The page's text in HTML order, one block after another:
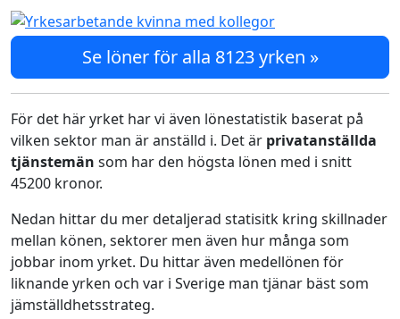
Se löner för alla 8123 yrken »
För det här yrket har vi även lönestatistik baserat på
vilken sektor man är anställd i. Det är privatanställda
tjänstemän som har den högsta lönen med i snitt
45200 kronor.
Nedan hittar du mer detaljerad statisitk kring skillnader
mellan könen, sektorer men även hur många som
jobbar inom yrket. Du hittar även medellönen för
liknande yrken och var i Sverige man tjänar bäst som
jämställdhetsstrateg.